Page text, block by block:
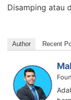
Disamping atau
Author Recent